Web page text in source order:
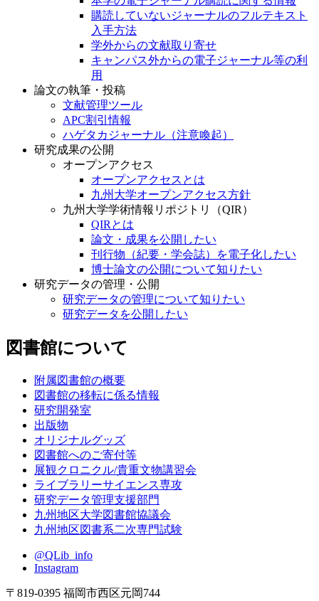
購読していないジャーナルのフルテキスト
入手方法
学外からの文献取り寄せ
キャンパス外からの電子ジャーナル等の利
用
論文の執筆・投稿
文献管理ツール
APC割引情報
ハゲタカジャーナル（注意喚起）
研究成果の公開
オープンアクセス
オープンアクセスとは
九州大学オープンアクセス方針
九州大学学術情報リポジトリ（QIR）
QIRとは
論文・成果を公開したい
刊行物（紀要・学会誌）を電子化したい
博士論文の公開について知りたい
研究データの管理・公開
研究データの管理について知りたい
研究データを公開したい
図書館について
附属図書館の概要
図書館の移転に係る情報
研究開発室
出版物
オリジナルグッズ
図書館へのご寄付等
展観クロニクル/貴重文物講習会
ライブラリーサイエンス専攻
研究データ管理支援部門
九州地区大学図書館協議会
九州地区図書系二次専門試験
@QLib_info
Instagram
〒819-0395 福岡市西区元岡744